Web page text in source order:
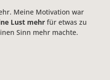
Meine Motivation war
Lust mehrfür etwas zu
Sinn mehr machte.